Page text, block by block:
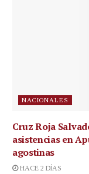
NACIONALES
Cruz Roja
asistencias en
agostinas
HACE 2 DÍAS